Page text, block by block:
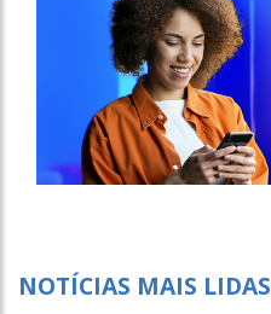
NOTÍCIAS MAIS LIDAS